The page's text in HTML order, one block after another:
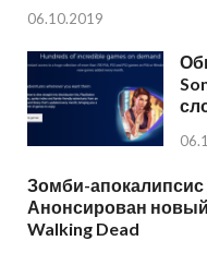
06.10.2019
Зомби-апокалипсис
Анонсирован
Walking Dead